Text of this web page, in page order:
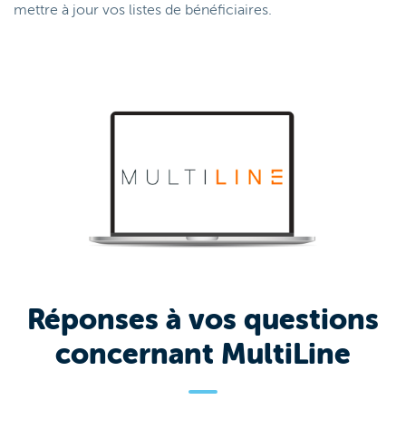
mettre à jour vos listes de bénéficiaires.
Réponses à vos questions
concernant MultiLine